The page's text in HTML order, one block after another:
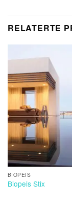
RELATERTE
BIOPEIS
Biopeis Stix